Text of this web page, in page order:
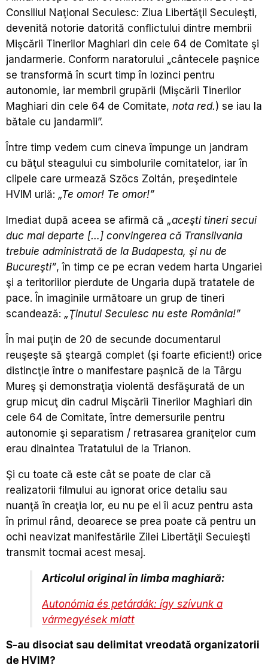
Consiliul Naţional Secuiesc: Ziua Libertăţii Secuieşti,
devenită notorie datorită conflictului dintre membrii
Mişcării Tinerilor Maghiari din cele 64 de Comitate şi
jandarmerie. Conform naratorului „cântecele paşnice
se transformă în scurt timp în lozinci pentru
autonomie, iar membrii grupării (Mişcării Tinerilor
Maghiari din cele 64 de Comitate, nota red.) se iau la
bătaie cu jandarmii”.
Între timp vedem cum cineva împunge un jandram
cu băţul steagului cu simbolurile comitatelor, iar în
clipele care urmează Szőcs Zoltán, preşedintele
HVIM urlă: „Te omor! Te omor!”
Imediat după aceea se afirmă că „aceşti tineri secui
duc mai departe […] convingerea că Transilvania
trebuie administrată de la Budapesta, şi nu de
Bucureşti”, în timp ce pe ecran vedem harta Ungariei
şi a teritoriilor pierdute de Ungaria după tratatele de
pace. În imaginile următoare un grup de tineri
scandează: „Ţinutul Secuiesc nu este România!”
În mai puţin de 20 de secunde documentarul
reuşeşte să şteargă complet (şi foarte eficient!) orice
distincţie între o manifestare paşnică de la Târgu
Mureş şi demonstraţia violentă desfăşurată de un
grup micuţ din cadrul Mişcării Tinerilor Maghiari din
cele 64 de Comitate, între demersurile pentru
autonomie şi separatism / retrasarea graniţelor cum
erau dinaintea Tratatului de la Trianon.
Şi cu toate că este cât se poate de clar că
realizatorii filmului au ignorat orice detaliu sau
nuanţă în creaţia lor, eu nu pe ei îi acuz pentru asta
în primul rând, deoarece se prea poate că pentru un
ochi neavizat manifestările Zilei Libertăţii Secuieşti
transmit tocmai acest mesaj.
Articolul original în limba maghiară:
Autonómia és petárdák: így szívunk a
vármegyések miatt
S-au disociat sau delimitat vreodată organizatorii
de HVIM?